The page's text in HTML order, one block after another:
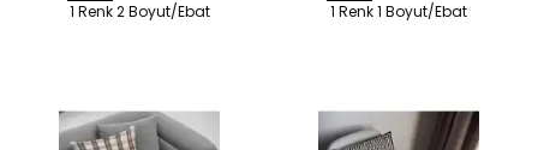
1 Renk 2 Boyut/Ebat 1 Renk 1 Boyut/Ebat